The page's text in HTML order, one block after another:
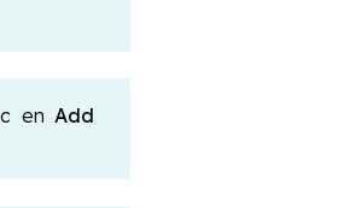
en Add